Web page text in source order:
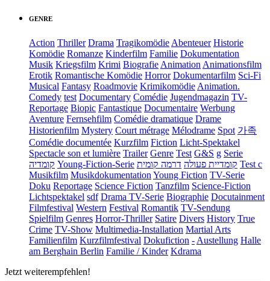
GENRE
Action Thriller Drama TragikomödieAbenteuer Historie
Komödie Romanze Kinderfilm Familie Dokumentation
Musik Kriegsfilm Krimi BiografieAnimationAnimationsfilm
Erotik Romantische Komödie Horror Dokumentarfilm Sci-Fi
Musical Fantasy Roadmovie KrimikomödieAnimation.
Comedy test Documentary Comédie Jugendmagazin TV-
Reportage Biopic Fantastique Documentaire Werbung
Aventure Fernsehfilm Comédie dramatique Drame
Historienfilm Mystery Court métrage Mélodrame Spot 가족
Comédie documentée Kurzfilm Fiction Licht-Spektakel
Spectacle son et lumière Trailer Genre Test G&S g Serie
קומדיה Young-Fiction-Serie קומדיית פעולה דרמה קומית
Test c
Musikfilm MusikdokumentationYoung Fiction TV-Serie
Doku Reportage Science Fiction Tanzfilm Science-Fiction
Lichtspektakel sdf Drama TV-Serie Biographie Docutainment
Filmfestival Western Festival Romantik TV-Sendung
Spielfilm Genres Horror-Thriller Satire Divers History True
Crime TV-Show Multimedia-Installation Martial Arts
Familienfilm Kurzfilmfestival Dokufiction -Austellung Halle
am Berghain Berlin Familie / Kinder Kdrama
Jetzt weiterempfehlen!